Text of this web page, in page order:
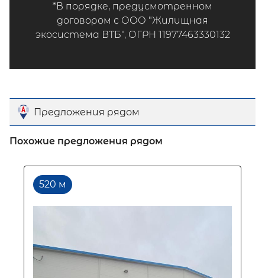
*В порядке, предусмотренном
договором с ООО "Жилищная
экосистема ВТБ", ОГРН 11977463330132
Предложения рядом
Похожие предложения рядом
520 м